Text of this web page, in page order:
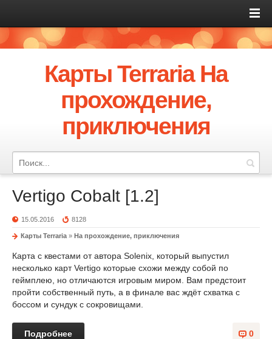
Карты Terraria На
прохождение,
приключения
Vertigo Cobalt [1.2]
15.05.2016 8128
Карты Terraria » На прохождение, приключения
Карта с квестами от автора Solenix, который выпустил
несколько карт Vertigo которые схожи между собой по
геймплею, но отличаются игровым миром. Вам предстоит
пройти собственный путь, а в финале вас ждёт схватка с
боссом и сундук с сокровищами.
0
Подробнее